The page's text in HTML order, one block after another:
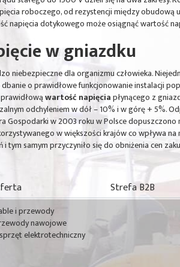
roboczego, od rezystencji między
napięcia dotykowego może osiągnąć wartość
w gniazdku
niebezpieczne dla organizmu człowieka.
o prawidłowe funkcjonowanie instalacji
wartość napięciapłynącego z
odchyleniem w dół – 10% i w górę + 5%.
Gospodarki w 2003 roku w Polsce dopuszczono
w większości krajów co wpływa
tym samym przyczyniło się do obniżenia cen
Strefa B2B
i przewody
nawojowe
elektrotechniczny